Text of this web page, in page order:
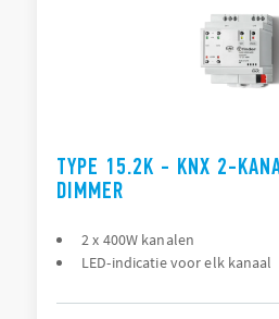
TYPE 15.2K - KNX 2-
DIMMER
2 x 400W kanalen
LED-indicatie voor elk kanaal